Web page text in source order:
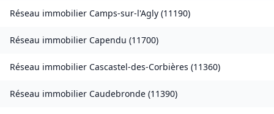
Réseau immobilier Camps-sur-l'Agly (11190)
Réseau immobilier Capendu (11700)
Réseau immobilier Cascastel-des-Corbières (11360)
Réseau immobilier Caudebronde (11390)